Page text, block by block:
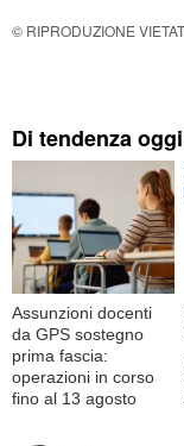
© RIPRODUZIONE
Di tendenza oggi
Assunzioni docenti
da GPS sostegno
prima fascia:
operazioni in corso
fino al 13 agosto